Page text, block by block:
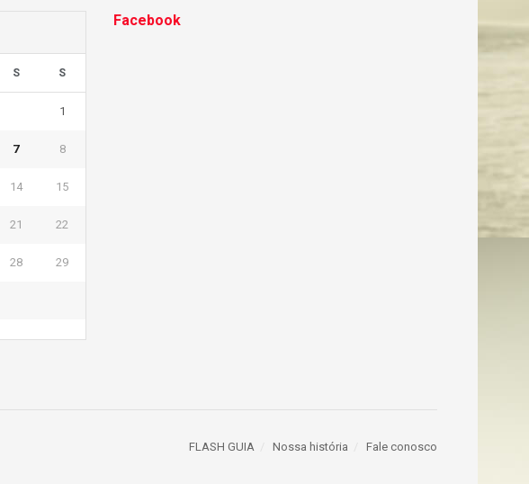
S S
1
7 8
14 15
21 22
28 29
Facebook
FLASH GUIA Nossa história Fale conosco